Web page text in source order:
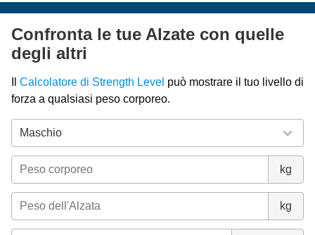
Confronta le tue Alzate con quelle
degli altri
Calcolatore di Strength Level può mostrare il tuo livello di
forza a qualsiasi peso corporeo.
kg
kg